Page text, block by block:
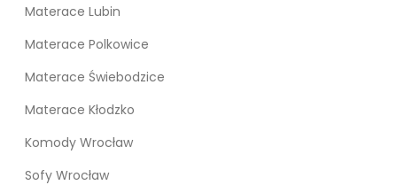
Materace Lubin
Materace Polkowice
Materace Świebodzice
Materace Kłodzko
Komody Wrocław
Sofy Wrocław